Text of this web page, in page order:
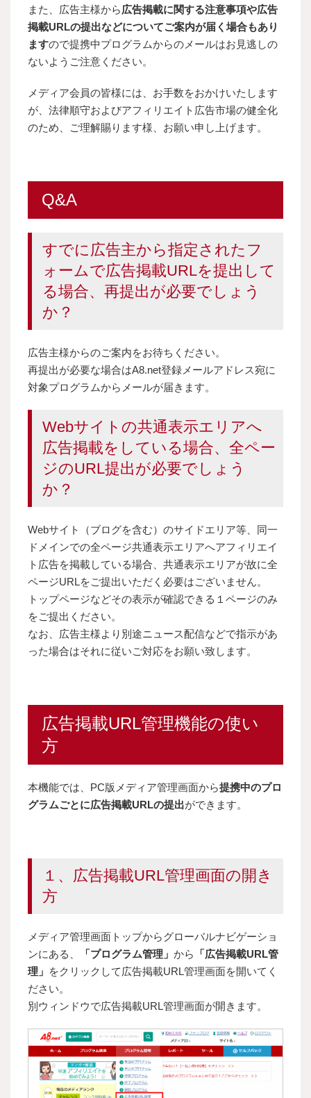
また、広告主様から広告掲載に関する注意事項や広告
掲載URLの提出などについてご案内が届く場合もあり
ますので提携中プログラムからのメールはお見逃しの
ないようご注意ください。
メディア会員の皆様には、お手数をおかけいたします
が、法律順守およびアフィリエイト広告市場の健全化
のため、ご理解賜ります様、お願い申し上げます。
Q&A
すでに広告主から指定されたフ
ォームで広告掲載URLを提出して
る場合、再提出が必要でしょう
か？
広告主様からのご案内をお待ちください。
再提出が必要な場合はA8.net登録メールアドレス宛に
対象プログラムからメールが届きます。
Webサイトの共通表示エリアへ
広告掲載をしている場合、全ペー
ジのURL提出が必要でしょう
か？
Webサイト（ブログを含む）のサイドエリア等、同一
ドメインでの全ページ共通表示エリアへアフィリエイ
ト広告を掲載している場合、共通表示エリアが故に全
ページURLをご提出いただく必要はございません。
トップページなどその表示が確認できる１ページのみ
をご提出ください。
なお、広告主様より別途ニュース配信などで指示があ
った場合はそれに従いご対応をお願い致します。
広告掲載URL管理機能の使い
方
本機能では、PC版メディア管理画面から提携中のプロ
グラムごとに広告掲載URLの提出ができます。
１、広告掲載URL管理画面の開き
方
メディア管理画面トップからグローバルナビゲーショ
ンにある、
「プログラム管理」 から
「広告掲載URL管
理」 をクリックして広告掲載URL管理画面を開いてく
ださい。
別ウィンドウで広告掲載URL管理画面が開きます。